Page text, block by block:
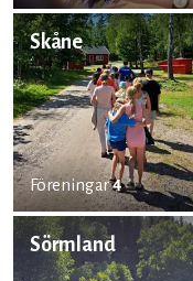
Skåne
Föreningar4
Sörmland